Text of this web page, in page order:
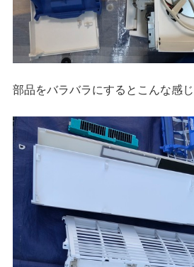
部品をバラバラにするとこんな感じ